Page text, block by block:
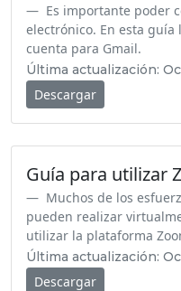
Es importante poder
electrónico. En esta guía
cuenta para Gmail.
Última actualización:
Descargar
Guía para utilizar
Muchos de los
pueden realizar
utilizar la plataforma
Última actualización:
Descargar